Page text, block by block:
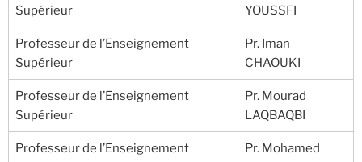
Supérieur
YOUSSFI
Professeur de l’Enseignement
Supérieur
Pr. Iman
CHAOUKI
Professeur de l’Enseignement
Supérieur
Pr. Mourad
LAQBAQBI
Professeur de l’Enseignement
Pr. Mohamed